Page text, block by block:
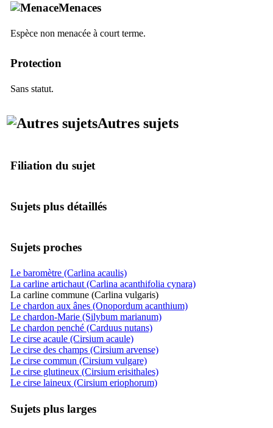
Menaces
Espèce non menacée à court terme.
Protection
Sans statut.
Autres sujets
Filiation du sujet
Sujets plus détaillés
Sujets proches
Le baromètre (Carlina acaulis)
La carline artichaut (Carlina acanthifolia cynara)
La carline commune (Carlina vulgaris)
Le chardon aux ânes (Onopordum acanthium)
Le chardon-Marie (Silybum marianum)
Le chardon penché (Carduus nutans)
Le cirse acaule (Cirsium acaule)
Le cirse des champs (Cirsium arvense)
Le cirse commun (Cirsium vulgare)
Le cirse glutineux (Cirsium erisithales)
Le cirse laineux (Cirsium eriophorum)
Sujets plus larges